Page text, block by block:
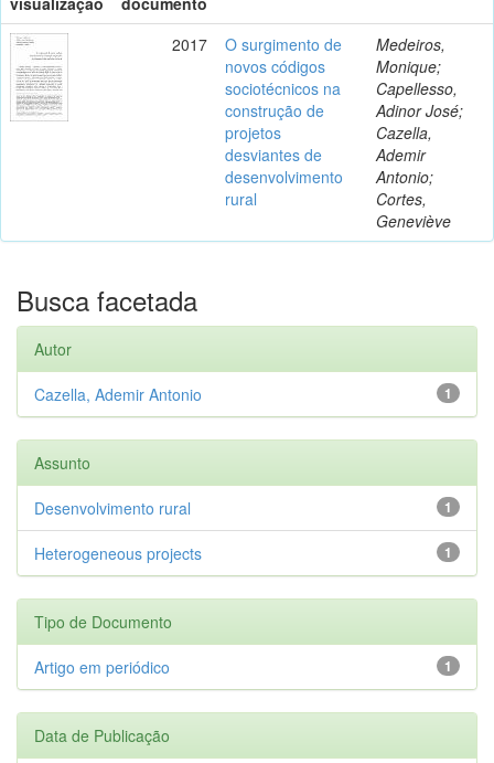
2017
O surgimento de
novos códigos
sociotécnicos na
construção de
projetos
desviantes de
desenvolvimento
rural
Medeiros,
Monique;
Capellesso,
Adinor José;
Cazella,
Ademir
Antonio;
Cortes,
Geneviève
Busca facetada
Autor
1
Cazella, Ademir Antonio
Assunto
1
Desenvolvimento rural
1
Heterogeneous projects
Tipo de Documento
1
Artigo em periódico
Data de Publicação